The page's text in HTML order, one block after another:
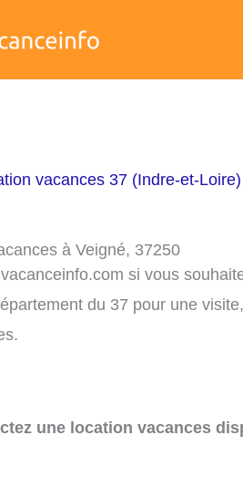
vacances 37 (Indre-et-Loire)
à Veigné, 37250
si vous
du 37 pour une
une location vacances